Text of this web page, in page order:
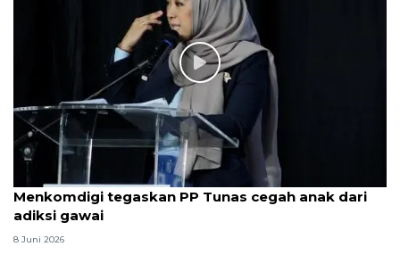
Menkomdigi tegaskan PP Tunas cegah anak dari
adiksi gawai
8 Juni 2026